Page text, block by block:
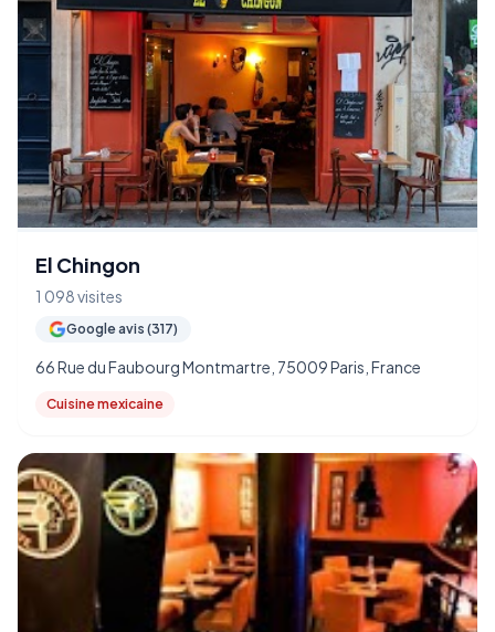
El Chingon
1 098 visites
Google avis (317)
66 Rue du Faubourg Montmartre, 75009 Paris, France
Cuisine mexicaine